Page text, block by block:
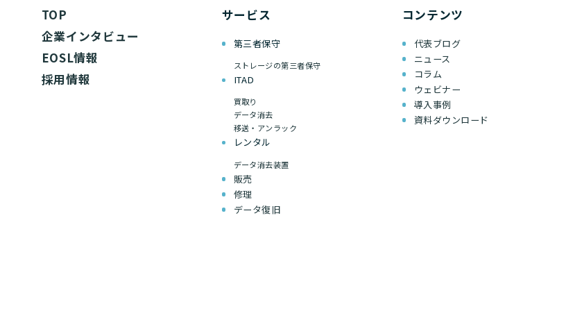
TOP
企業インタビュー
EOSL情報
採用情報
サービス
第三者保守
ストレージの第三者保守
ITAD
買取り
データ消去
移送・アンラック
レンタル
データ消去装置
販売
修理
データ復旧
コンテンツ
代表ブログ
ニュース
コラム
ウェビナー
導入事例
資料ダウンロード